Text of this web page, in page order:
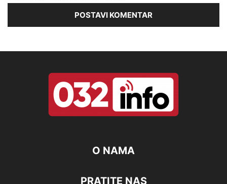
O NAMA
PRATITE NAS